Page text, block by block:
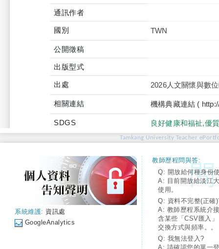
通訊作者
國別 TWN
公開徵稿
出版型式
出處 2026人文關懷與數
相關連結 機構典藏連結 (
SDGS 良好健康和福祉,優
Tamkang University Teacher
系統維護: 資訊處
GoogleAnalytics
教師歷程問與答:
Q: 開放給何種身份
A: 目前開放給淡江
使用。
Q: 資料不完整(正確
A: 教師歷程系統介
含某些「CSV匯入
交換方式與頻率。。
Q: 我無法登入?
A: 請確認您的單一